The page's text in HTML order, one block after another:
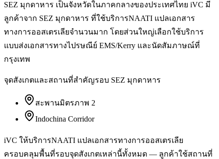
SEZ มุกดาหาร เป็นจังหวัดในภาคกลางของประเทศไทย iVC มี
ลูกค้าจาก SEZ มุกดาหาร ที่ใช้บริการNAATI แปลเอกสาร
ทางการออสเตรเลียจำนวนมาก โดยส่วนใหญ่เลือกใช้บริการ
แบบส่งเอกสารทางไปรษณีย์ EMS/Kerry และนัดสัมภาษณ์ที่
กรุงเทพ
จุดสังเกตและสถานที่สำคัญรอบ SEZ มุกดาหาร
สะพานมิตรภาพ 2
Indochina Corridor
iVC ให้บริการNAATI แปลเอกสารทางการออสเตรเลีย
ครอบคลุมพื้นที่รอบจุดสังเกตเหล่านี้ทั้งหมด — ลูกค้าใช้สถานที่